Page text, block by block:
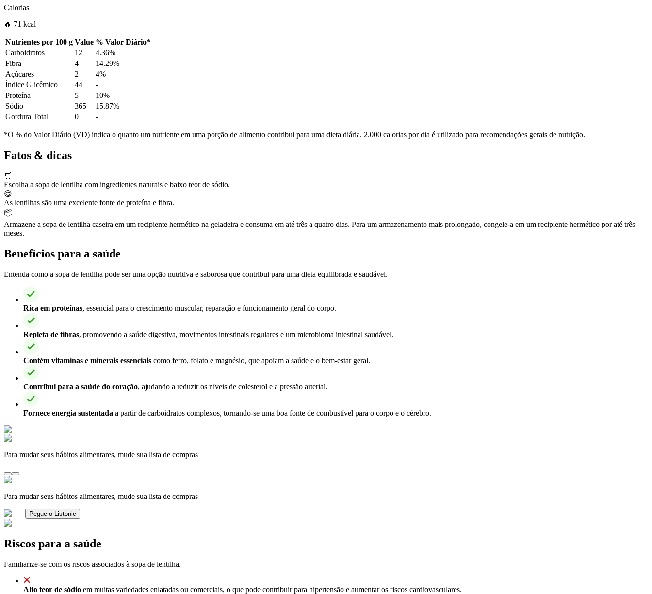
Calorias
🔥 71 kcal
Nutrientes por 100 g Value % Valor Diário*
Carboidratos
12
4.36%
Fibra
4
14.29%
Açúcares
2
4%
Índice Glicêmico
44
-
Proteína
5
10%
Sódio
365
15.87%
Gordura Total
0 -
*O % do Valor Diário (VD) indica o quanto um nutriente em uma porção de alimento contribui para uma dieta diária. 2.000 calorias por dia é utilizado para recomendações gerais de nutrição.
Fatos & dicas
🛒
Escolha a sopa de lentilha com ingredientes naturais e baixo teor de sódio.
😋
As lentilhas são uma excelente fonte de proteína e fibra.
📦
Armazene a sopa de lentilha caseira em um recipiente hermético na geladeira e consuma em até três a quatro dias. Para um armazenamento mais prolongado, congele-a em um recipiente hermético por até três
meses.
Benefícios para a saúde
Entenda como a sopa de lentilha pode ser uma opção nutritiva e saborosa que contribui para uma dieta equilibrada e saudável.
Rica em proteínas, essencial para o crescimento muscular, reparação e funcionamento geral do corpo.
Repleta de fibras, promovendo a saúde digestiva, movimentos intestinais regulares e um microbioma intestinal saudável.
Contém vitaminas e minerais essenciais como ferro, folato e magnésio, que apoiam a saúde e o bem-estar geral.
Contribui para a saúde do coração, ajudando a reduzir os níveis de colesterol e a pressão arterial.
Fornece energia sustentada a partir de carboidratos complexos, tornando-se uma boa fonte de combustível para o corpo e o cérebro.
Para mudar seus hábitos alimentares, mude sua lista de compras
Para mudar seus hábitos alimentares, mude sua lista de compras
Pegue o Listonic
Riscos para a saúde
Familiarize-se com os riscos associados à sopa de lentilha.
Alto teor de sódio em muitas variedades enlatadas ou comerciais, o que pode contribuir para hipertensão e aumentar os riscos cardiovasculares.